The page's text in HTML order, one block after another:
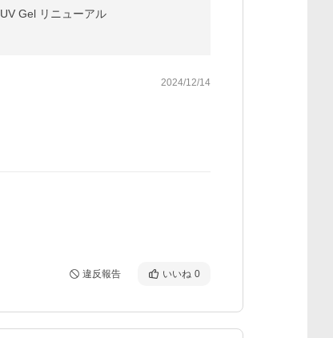
Gel リニューアル
2024/12/14
違反報告 いいね 0